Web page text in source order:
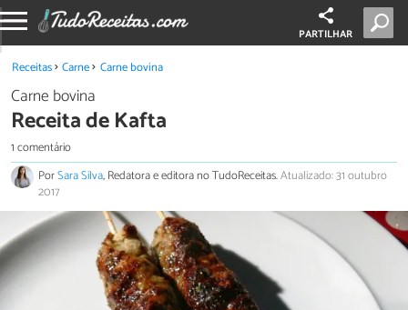
PARTILHAR
Receitas Carne Carne bovina
Carne bovina
Receita de Kafta
1 comentário
PorSara Silva, Redatora e editora no TudoReceitas.Atualizado: 31 outubro
2017